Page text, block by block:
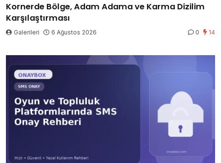
Kornerde Bölge, Adam Adama ve Karma Dizilim
Karşılaştırması
Galerileri 6 Ağustos 2026 0 14